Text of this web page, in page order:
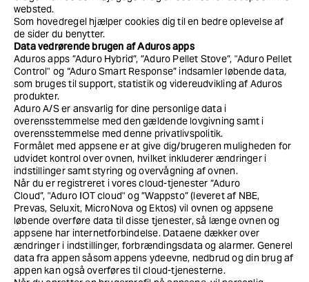
websted.
Som hovedregel hjælper cookies dig til en bedre oplevelse af
de sider du benytter.
Data vedrørende brugen af Aduros apps
Aduros apps ”Aduro Hybrid”, ”Aduro Pellet Stove”, "Aduro Pellet
Control" og “Aduro Smart Response” indsamler løbende data,
som bruges til support, statistik og videreudvikling af Aduros
produkter.
Aduro A/S er ansvarlig for dine personlige data i
overensstemmelse med den gældende lovgivning samt i
overensstemmelse med denne privatlivspolitik.
Formålet med appsene er at give dig/brugeren muligheden for
udvidet kontrol over ovnen, hvilket inkluderer ændringer i
indstillinger samt styring og overvågning af ovnen.
Når du er registreret i vores cloud-tjenester ”Aduro
Cloud”, "Aduro IOT cloud"og ”Wappsto” (leveret af NBE,
Prevas, Seluxit, MicroNova og Ektos) vil ovnen og appsene
løbende overføre data til disse tjenester, så længe ovnen og
appsene har internetforbindelse. Dataene dækker over
ændringer i indstillinger, forbrændingsdata og alarmer. Generel
data fra appen såsom appens ydeevne, nedbrud og din brug af
appen kan også overføres til cloud-tjenesterne.